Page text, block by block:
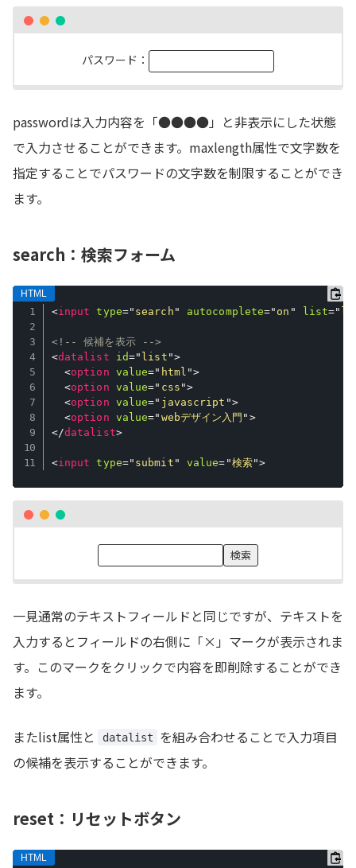
パスワード：
passwordは入力内容を「●●●●」と非表示にした状態
で入力させることができます。maxlength属性で文字数を
指定することでパスワードの文字数を制限することができ
ます。
search：検索フォーム
<input type=" search " autocomplete=" on " list="
<!-- 候補を表示 -->
<datalist id=" list ">
<option value=" html ">
<option value=" css ">
<option value=" javascript ">
<option value=" webデザイン入門 " >
</datalist>
<input type=" submit " value= "検索">
一見通常のテキストフィールドと同じですが、テキストを
入力するとフィールドの右側に「×」マークが表示されま
す。このマークをクリックで内容を即削除することができ
ます。
またlist属性と datalist
を組み合わせることで入力項目
の候補を表示することができます。
reset：リセットボタン